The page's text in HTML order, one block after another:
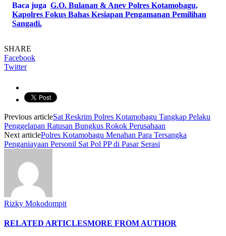
Baca juga G.O. Bulanan & Anev Polres Kotamobagu,
Kapolres Fokus Bahas Kesiapan Pengamanan Pemilihan
Sangadi.
SHARE
Facebook
Twitter
Previous articleSat Reskrim Polres Kotamobagu Tangkap Pelaku
Penggelapan Ratusan Bungkus Rokok Perusahaan
Next articlePolres Kotamobagu Menahan Para Tersangka
Penganiayaan Personil Sat Pol PP di Pasar Serasi
Rizky Mokodompit
RELATED ARTICLESMORE FROM AUTHOR